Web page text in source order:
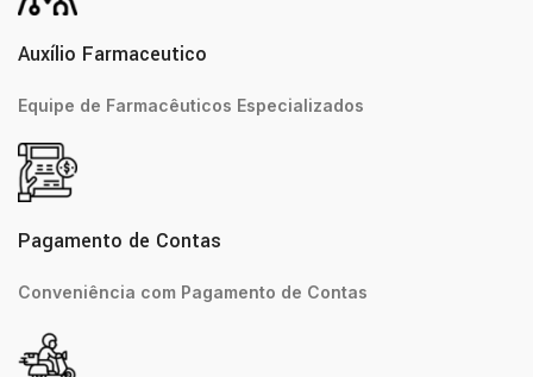
Auxílio Farmaceutico
Equipe de Farmacêuticos Especializados
Pagamento de Contas
Conveniência com Pagamento de Contas